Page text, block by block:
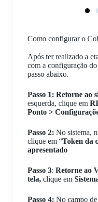
Como configurar o
Após ter realizado a
com a configuração
passo abaixo.
Passo 1: Retorne ao
esquerda, clique em
Ponto >
Passo 2: No sistema,
clique em “Token da
apresentado
Passo 3: Retorne ao
tela,clique em
Passo 4: No campo de